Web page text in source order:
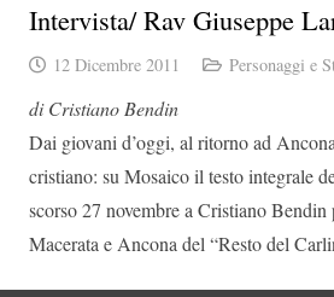
Intervista/ Rav Giuseppe
12 Dicembre 2011 Personaggi e
di Cristiano Bendin
Dai giovani d’oggi, al ritorno ad
cristiano: su Mosaico il testo integrale
scorso 27 novembre a Cristiano
Macerata e Ancona del “Resto del